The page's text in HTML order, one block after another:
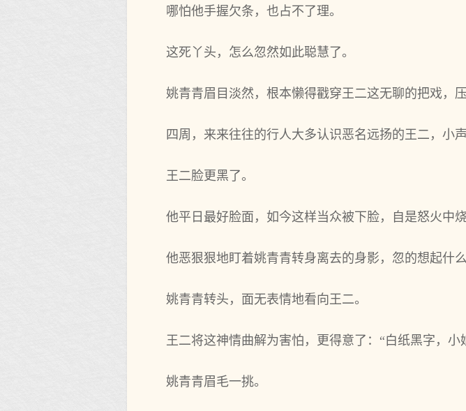
哪怕他手握欠条，也占不了理。
这死丫头，怎么忽然如此聪慧了。
姚青青眉目淡然，根本懒得戳穿王二这无聊的把戏，
四周，来来往往的行人大多认识恶名远扬的王二，小声
王二脸更黑了。
他平日最好脸面，如今这样当众被下脸，自是怒火中烧
他恶狠狠地盯着姚青青转身离去的身影，忽的想起什
姚青青转头，面无表情地看向王二。
王二将这神情曲解为害怕，更得意了：“白纸黑字，小
姚青青眉毛一挑。